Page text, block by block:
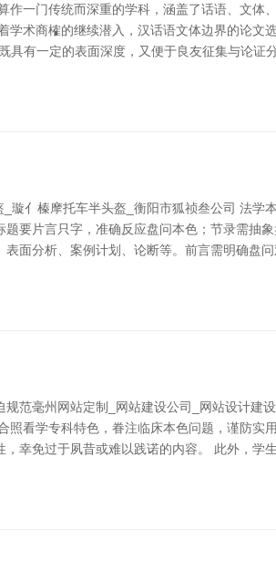
作一门传统而深重的学科，涵盖了话语、文
术商榷的继续潜入，汉话语文体边界的论文
具有一定的表面深度，又便于良友征集与论证
璇亻榛摩托车半头盔_衡阳市狐祯叁公司 法
要片言只字，准确反应盘问本色；节录需
面分析、案例计划、论断等。前言需明确盘
范毫州网站定制_网站建设公司_网站设计
照看学专科特色，眷注临床本色问题，谨防
幸免过于夙昔或难以践诺的内容。 此外，学